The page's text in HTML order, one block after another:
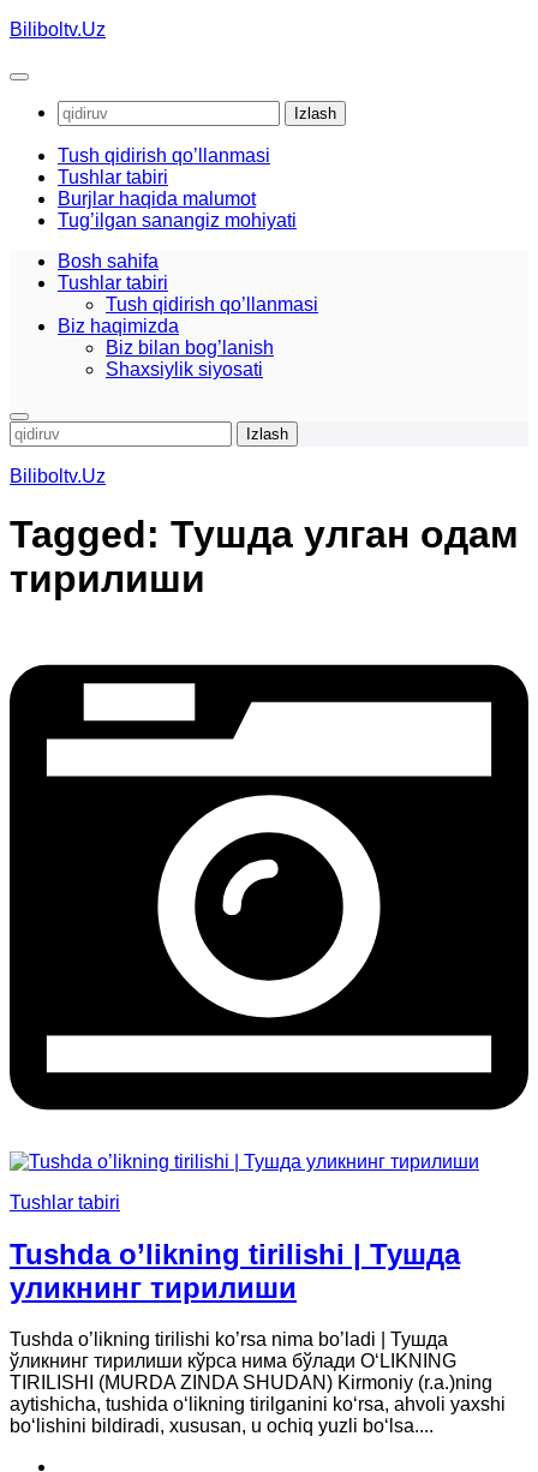
Skip
content
Biliboltv.Uz
Qidirshish:
Tush qidirish qo’llanmasi
Tushlar tabiri
Burjlar haqida malumot
Tug’ilgan sanangiz mohiyati
Bosh sahifa
Tushlar tabiri
Tush qidirish qo’llanmasi
Biz haqimizda
Biz bilan bog’lanish
Shaxsiylik siyosati
Qidirshish:
Biliboltv.Uz
Tagged: Тушда улган одам
тирилиши
Tushlar tabiri
Tushda o’likning tirilishi | Тушда
уликнинг тирилиши
Tushda o’likning tirilishi ko’rsa nima bo’ladi | Тушда
ўликнинг тирилиши кўрса нима бўлади O‘LIKNING
TIRILISHI (MURDA ZINDA SHUDAN) Kirmoniy (r.a.)ning
aytishicha, tushida o‘likning tirilganini ko‘rsa, ahvoli yaxshi
bo‘lishini bildiradi, xususan, u ochiq yuzli bo‘lsa....